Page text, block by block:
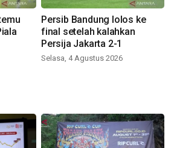
Persib Bandung lolos ke
final setelah kalahkan
Persija Jakarta 2-1
Selasa, 4 Agustus 2026